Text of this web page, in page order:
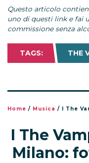
Questo articolo
uno di questi link e fai
commissione senza
TAGS: THE
Home / Musica / I The
I The
Milano: